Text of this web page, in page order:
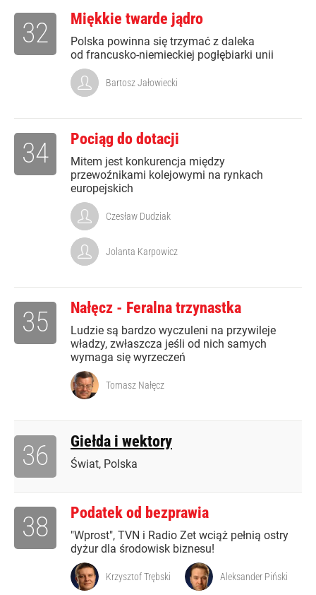
Miękkie twarde jądro
Polska powinna się trzymać z daleka
od francusko-niemieckiej pogłębiarki unii
32
Bartosz Jałowiecki
Pociąg do dotacji
Mitem jest konkurencja między
przewoźnikami kolejowymi na rynkach
europejskich
34
Czesław Dudziak
Jolanta Karpowicz
Nałęcz - Feralna trzynastka
Ludzie są bardzo wyczuleni na przywileje
władzy, zwłaszcza jeśli od nich samych
wymaga się wyrzeczeń
35
Tomasz Nałęcz
Giełda i wektory
Świat, Polska
36
Podatek od bezprawia
"Wprost", TVN i Radio Zet wciąż pełnią ostry
dyżur dla środowisk biznesu!
38
Krzysztof Trębski Aleksander Piński